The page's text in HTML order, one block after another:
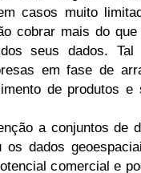
casos muito
cobrar mais do
seus dados.
em fase de
de produtos e
a conjuntos de
dados
comercial e